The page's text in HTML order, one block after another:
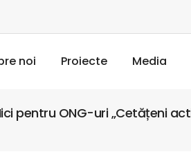
noi Proiecte Media
pentru ONG-uri „Cetățeni